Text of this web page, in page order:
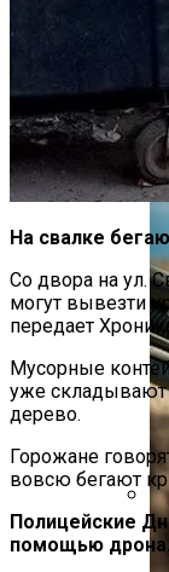
На свалке
Со двора на ул.
могут вывезти
передает
Мусорные
уже складывают
дерево.
Горожане
вовсю бегают
Полицейские
помощью